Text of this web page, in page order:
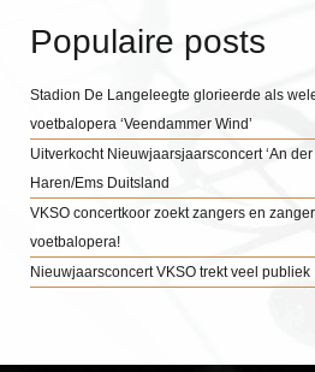
Populaire posts
Stadion De Langeleegte glorieerde als
voetbalopera ‘Veendammer Wind’
Uitverkocht Nieuwjaarsjaarsconcert ‘An der
Haren/Ems Duitsland
VKSO concertkoor zoekt zangers en
voetbalopera!
Nieuwjaarsconcert VKSO trekt veel publiek